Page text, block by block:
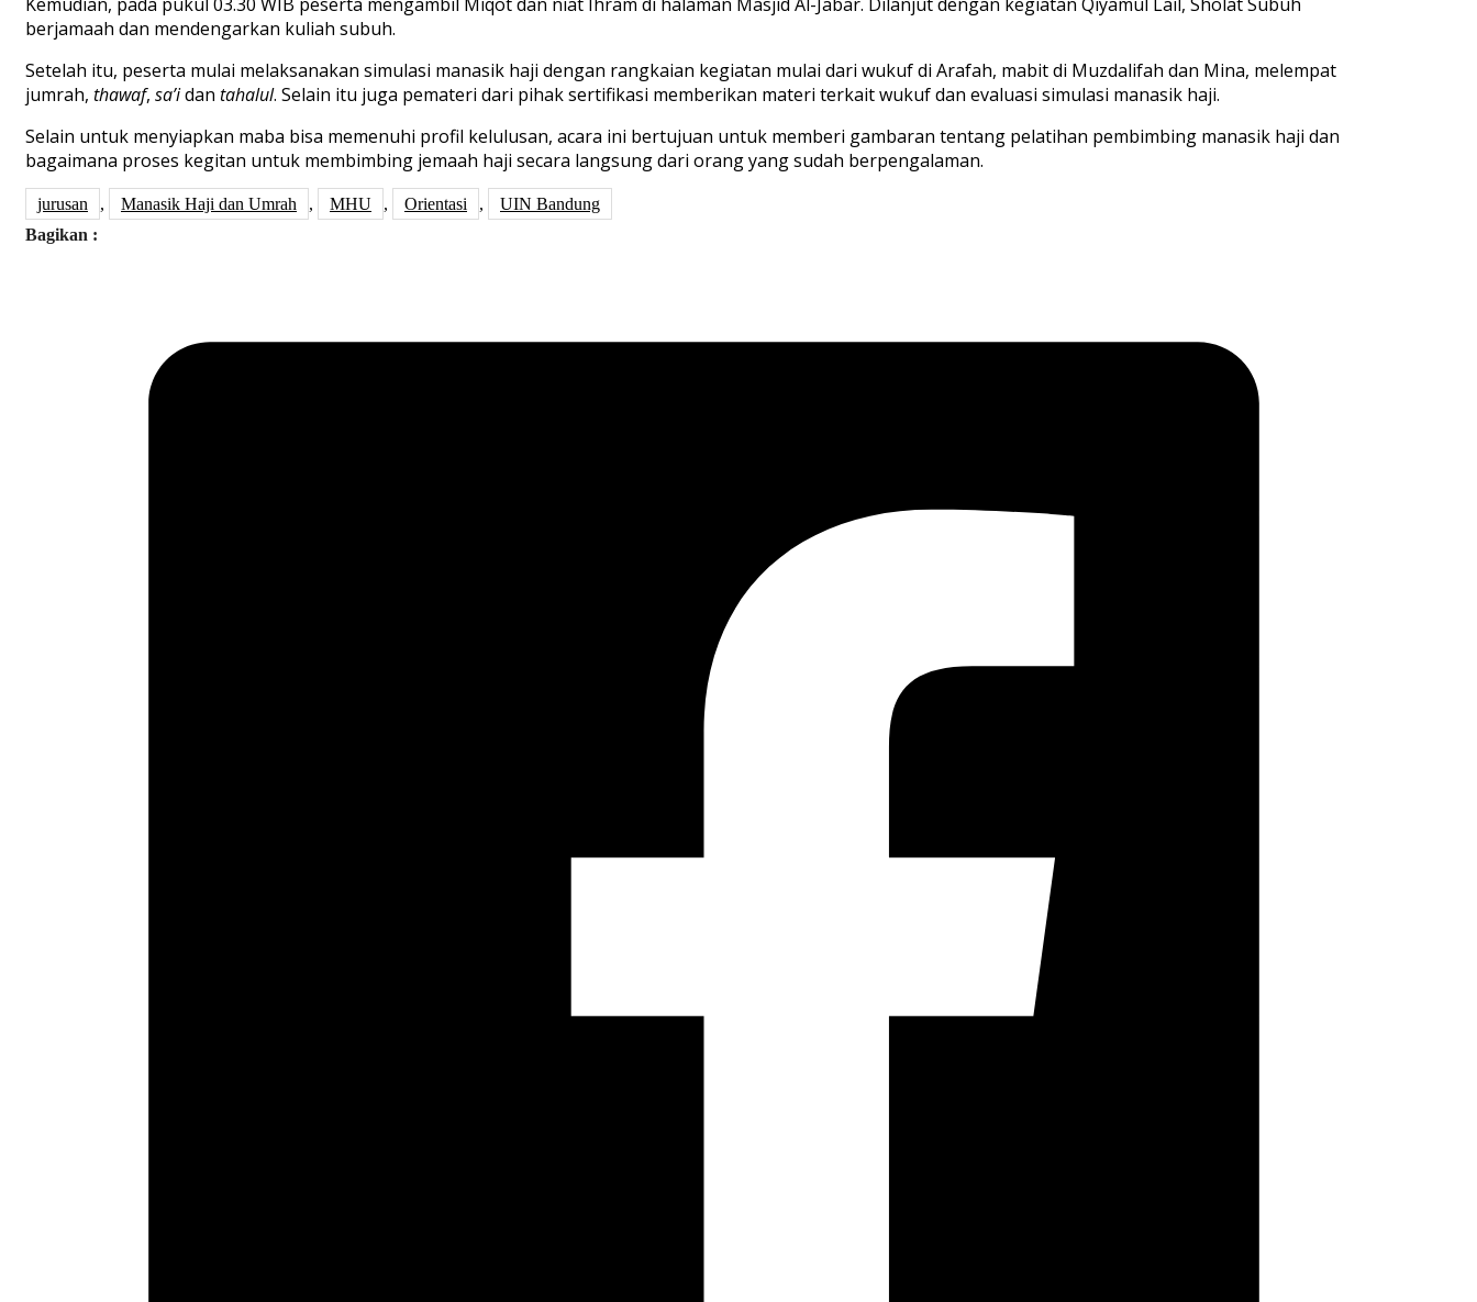
Kemudian, pada pukul 03.30 WIB peserta mengambil Miqot dan niat Ihram di halaman Masjid Al-Jabar. Dilanjut dengan kegiatan Qiyamul Lail, Sholat Subuh
berjamaah dan mendengarkan kuliah subuh.
Setelah itu, peserta mulai melaksanakan simulasi manasik haji dengan rangkaian kegiatan mulai dari wukuf di Arafah, mabit di Muzdalifah dan Mina, melempat
jumrah, thawaf, sa’idan tahalul. Selain itu juga pemateri dari pihak sertifikasi memberikan materi terkait wukuf dan evaluasi simulasi manasik haji.
Selain untuk menyiapkan maba bisa memenuhi profil kelulusan, acara ini bertujuan untuk memberi gambaran tentang pelatihan pembimbing manasik haji dan
bagaimana proses kegitan untuk membimbing jemaah haji secara langsung dari orang yang sudah berpengalaman.
jurusan , Manasik Haji dan Umrah , MHU , Orientasi ,
UIN Bandung
Bagikan :